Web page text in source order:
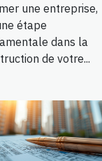
une entreprise,
étape
dans la
de votre...